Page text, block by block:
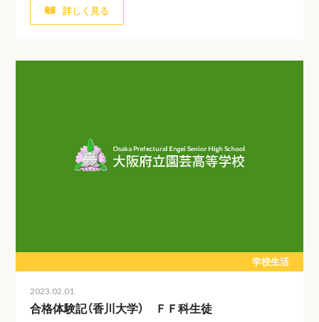
詳しく見る
学校生活
2023.02.01
合格体験記（香川大学） ＦＦ科生徒